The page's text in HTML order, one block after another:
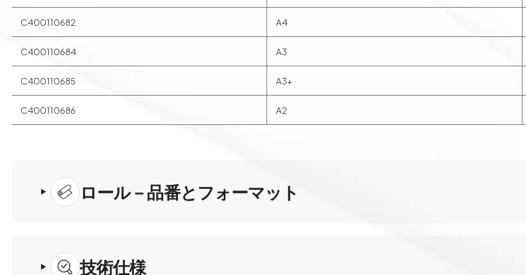
C400110682 A4
C400110684 A3
C400110685 A3+
C400110686 A2
ロール－品番とフォーマット
技術仕様